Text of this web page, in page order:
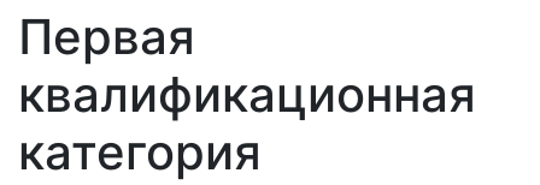
Первая
квалификационная
категория